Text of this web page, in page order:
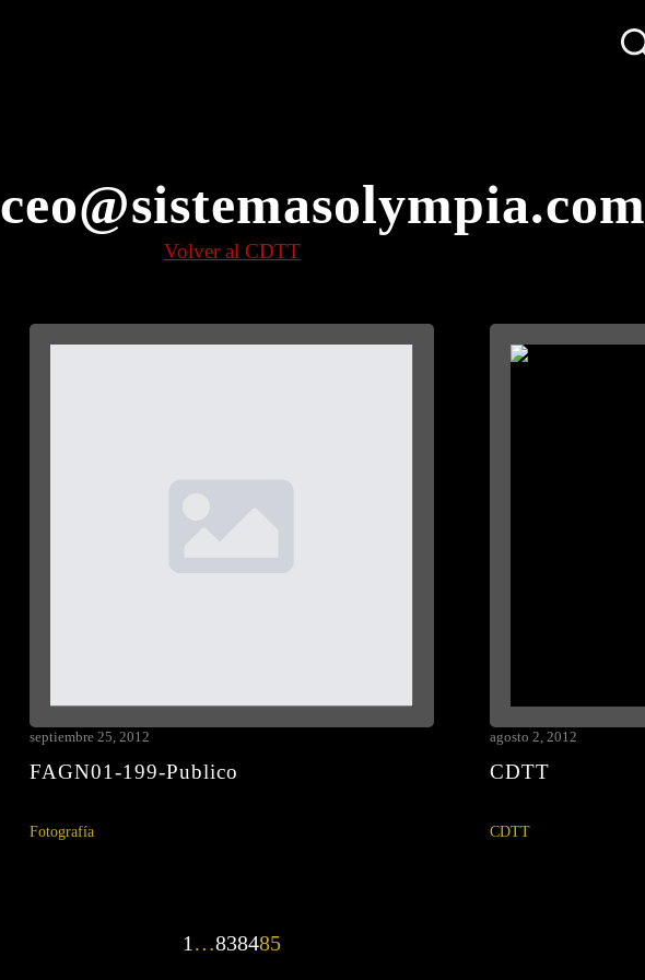
ceo@sistemasolympia.com
Volver al CDTT
FAGN01-199-Publico
septiembre 25, 2012
Fotografía
CDTT
agosto 2, 2012
CDTT
1 …838485